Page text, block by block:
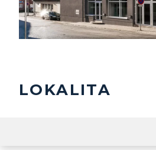
LOKALITA